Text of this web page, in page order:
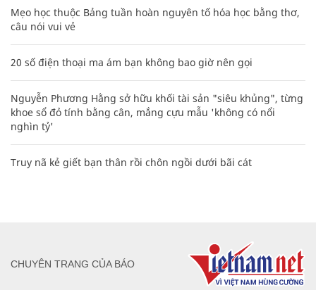
Mẹo học thuộc Bảng tuần hoàn nguyên tố hóa học bằng thơ,
câu nói vui vẻ
20 số điện thoại ma ám bạn không bao giờ nên gọi
Nguyễn Phương Hằng sở hữu khối tài sản "siêu khủng", từng
khoe sổ đỏ tính bằng cân, mắng cựu mẫu 'không có nổi
nghìn tỷ'
Truy nã kẻ giết bạn thân rồi chôn ngồi dưới bãi cát
CHUYÊN TRANG CỦA BÁO